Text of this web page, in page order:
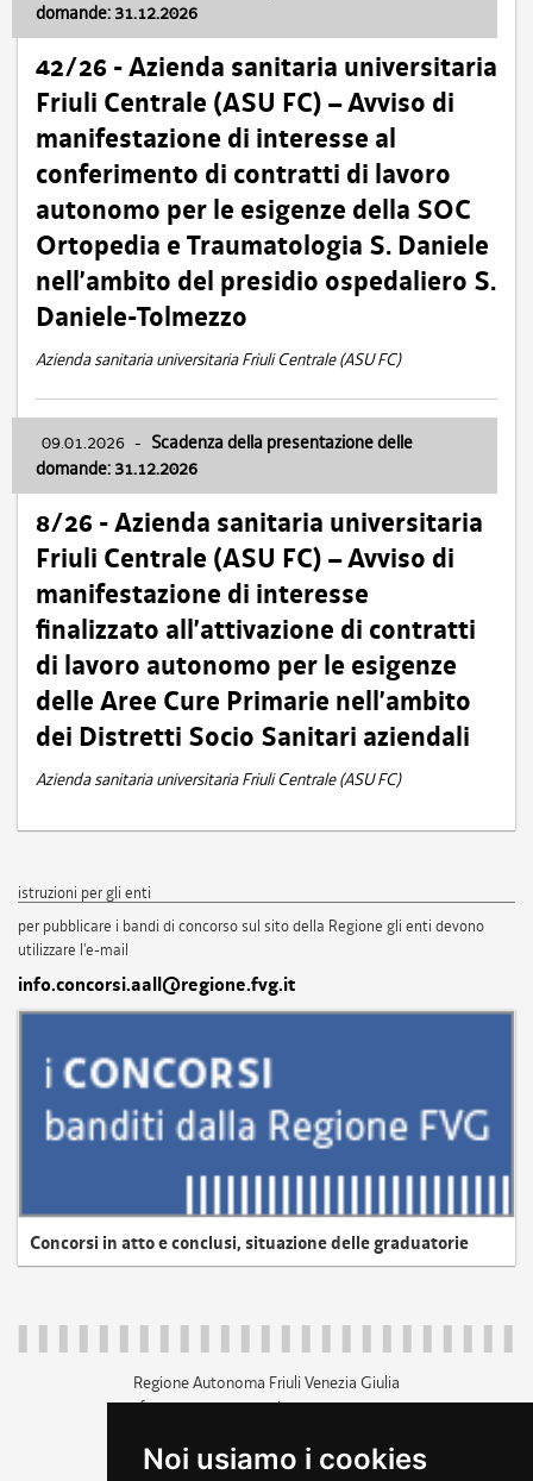
Noi usiamo i cookies
domande: 31.12.2026
42/26 - Azienda sanitaria universitaria
Friuli Centrale (ASU FC) – Avviso di
manifestazione di interesse al
conferimento di contratti di lavoro
autonomo per le esigenze della SOC
Ortopedia e Traumatologia S. Daniele
nell’ambito del presidio ospedaliero S.
Daniele-Tolmezzo
Azienda sanitaria universitaria Friuli Centrale (ASU FC)
09.01.2026 - Scadenza della presentazione delle
domande: 31.12.2026
8/26 - Azienda sanitaria universitaria
Friuli Centrale (ASU FC) – Avviso di
manifestazione di interesse
finalizzato all’attivazione di contratti
di lavoro autonomo per le esigenze
delle Aree Cure Primarie nell’ambito
dei Distretti Socio Sanitari aziendali
Azienda sanitaria universitaria Friuli Centrale (ASU FC)
istruzioni per gli enti
per pubblicare i bandi di concorso sul sito della Regione gli enti devono
utilizzare l'e-mail
info.concorsi.aall@regione.fvg.it
Concorsi in atto e conclusi, situazione delle graduatorie
Regione Autonoma Friuli Venezia Giulia
c.f. 80014930327; p.iva 00526040324
+39 040 3771111